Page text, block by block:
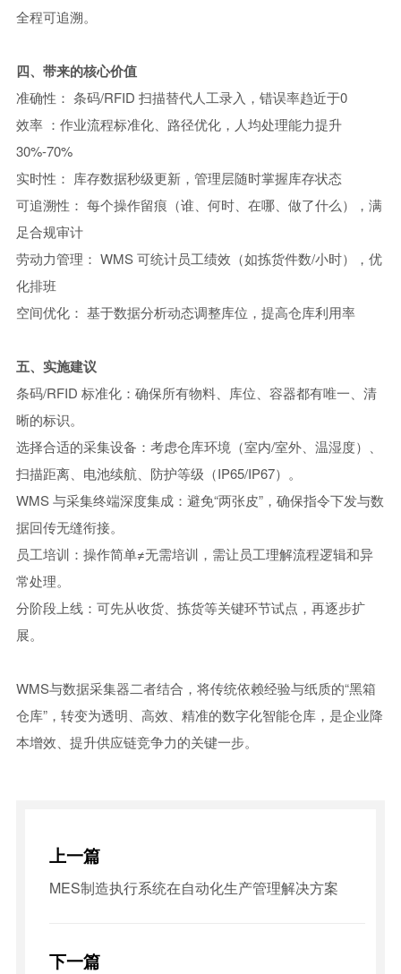
全程可追溯。
四、带来的核心价值
准确性 ： 条码/RFID 扫描替代人工录入，错误率趋近于0
效率 ： 作业流程标准化、路径优化，人均处理能力提升
30%-70%
实时性 ： 库存数据秒级更新，管理层随时掌握库存状态
可追溯性 ： 每个操作留痕（谁、何时、在哪、做了什么），满
足合规审计
劳动力管理 ： WMS 可统计员工绩效（如拣货件数/小时），优
化排班
空间优化： 基于数据分析动态调整库位，提高仓库利用率
五、实施建议
条码/RFID 标准化：确保所有物料、库位、容器都有唯一、清
晰的标识。
选择合适的采集设备：考虑仓库环境（室内/室外、温湿度）、
扫描距离、电池续航、防护等级（IP65/IP67）。
WMS 与采集终端深度集成：避免“两张皮”，确保指令下发与数
据回传无缝衔接。
员工培训：操作简单≠无需培训，需让员工理解流程逻辑和异
常处理。
分阶段上线：可先从收货、拣货等关键环节试点，再逐步扩
展。
WMS与数据采集器二者结合，将传统依赖经验与纸质的“黑箱
仓库”，转变为透明、高效、精准的数字化智能仓库，是企业降
本增效、提升供应链竞争力的关键一步。
上一篇
MES制造执行系统在自动化生产管理解决方案
下一篇